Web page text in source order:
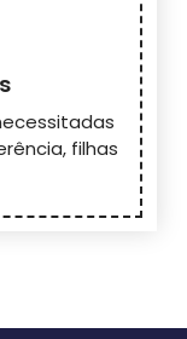
filhas